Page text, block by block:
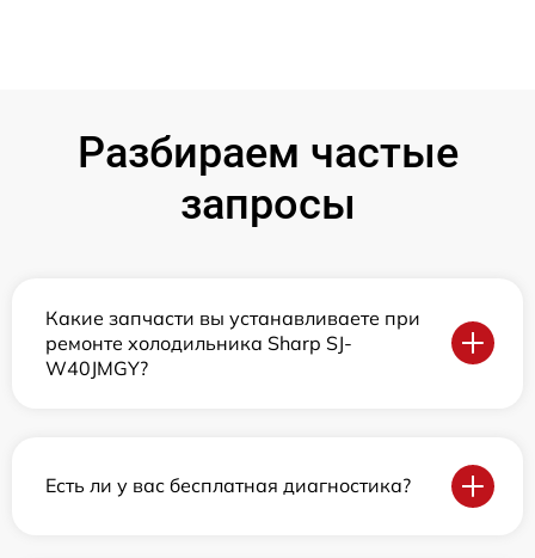
Разбираем частые
запросы
Какие запчасти вы устанавливаете при
ремонте холодильника Sharp SJ-
W40JMGY?
Есть ли у вас бесплатная диагностика?